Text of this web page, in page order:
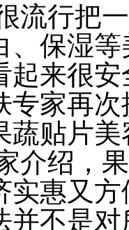
行把
、保湿
起来很
专家再
蔬贴片美
绍，
实惠又
并不是